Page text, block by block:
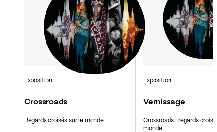
Crossroads
Exposition
Regards croisés sur le monde
Vernissage
Exposition
Crossroads : regards
monde